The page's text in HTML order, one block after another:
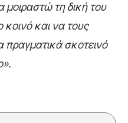
τη δική του
κοινό και να τους
σκοτεινό